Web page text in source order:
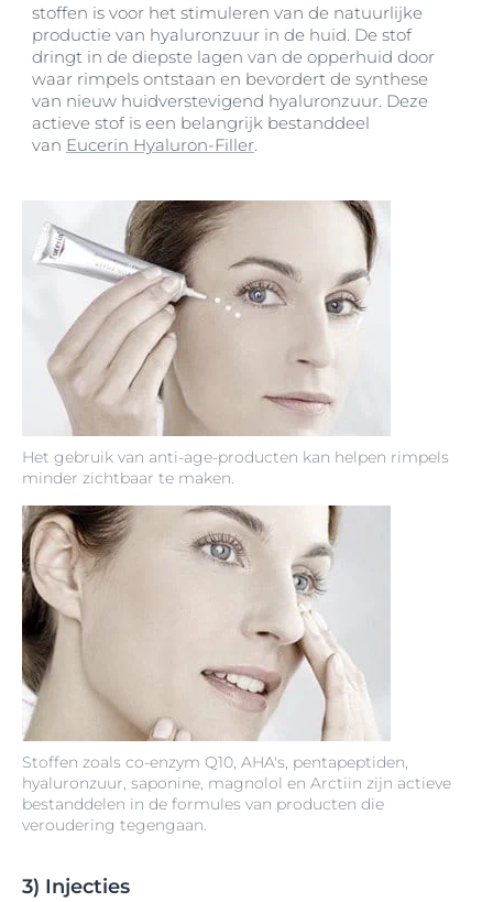
Het gebruik van anti-age-producten kan helpen rimpels
minder zichtbaar te maken.
Stoffen zoals co-enzym Q10, AHA's, pentapeptiden,
hyaluronzuur, saponine, magnolol en Arctiin zijn actieve
bestanddelen in de formules van producten die
veroudering tegengaan.
stoffen is voor het stimuleren van de natuurlijke
productie van hyaluronzuur in de huid. De stof
dringt in de diepste lagen van de opperhuid door
waar rimpels ontstaan en bevordert de synthese
van nieuw huidverstevigend hyaluronzuur. Deze
actieve stof is een belangrijk bestanddeel
van Eucerin Hyaluron-Filler
3) Injecties